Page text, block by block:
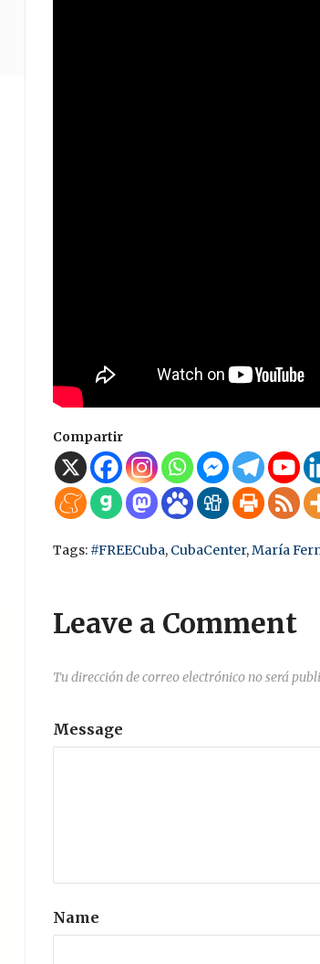
Compartir
Tags: #FREECuba, CubaCenter,María
Leave a Comment
Tu dirección de correo electrónico no será
Message
Name